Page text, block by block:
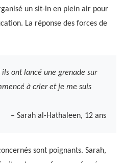
un sit-in en plein air pour
La réponse des forces de
ils ont lancé une grenade sur
à crier et je me suis
– Sarah al-Hathaleen, 12 ans
sont poignants. Sarah,